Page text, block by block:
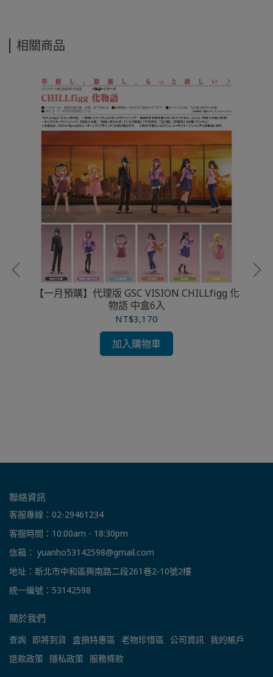
相關商品
【一月預購】代理版 GSC VISION CHILLfigg 化
物語 中盒6入
NT$3,170
加入購物車
聯絡資訊
客服專線：02-29461234
客服時間：10:00am - 18:30pm
信箱： yuanho53142598@gmail.com
地址：新北市中和區興南路二段261巷2-10號2樓
統一編號：53142598
關於我們
查詢 即將到貨 盒損特惠區 老物珍惜區 公司資訊
我的帳戶
退款政策 隱私政策 服務條款